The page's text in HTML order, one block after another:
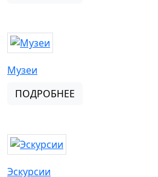
Музеи
ПОДРОБНЕЕ
Эскурсии